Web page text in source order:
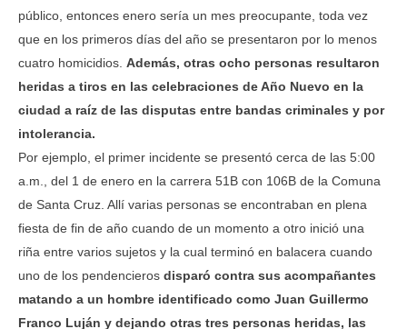
público, entonces enero sería un mes preocupante, toda vez
que en los primeros días del año se presentaron por lo menos
cuatro homicidios. Además, otras ocho personas resultaron
heridas a tiros en las celebraciones de Año Nuevo en la
ciudad a raíz de las disputas entre bandas criminales y por
intolerancia.
Por ejemplo, el primer incidente se presentó cerca de las 5:00
a.m., del 1 de enero en la carrera 51B con 106B de la Comuna
de Santa Cruz. Allí varias personas se encontraban en plena
fiesta de fin de año cuando de un momento a otro inició una
riña entre varios sujetos y la cual terminó en balacera cuando
uno de los pendencieros disparó contra sus acompañantes
matando a un hombre identificado como Juan Guillermo
Franco Luján y dejando otras tres personas heridas, las